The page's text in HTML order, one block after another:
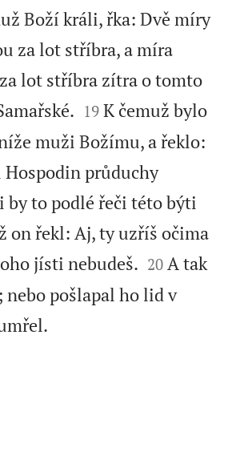
Boží králi, řka: Dvě míry
za lot stříbra, a míra
lot stříbra zítra o tomto


19 K čemuž bylo
muži Božímu, a řeklo:
Hospodin průduchy
by to podlé řeči této býti
on řekl: Aj, ty uzříš očima
jísti nebudeš. 

20 A tak
nebo pošlapal ho lid v